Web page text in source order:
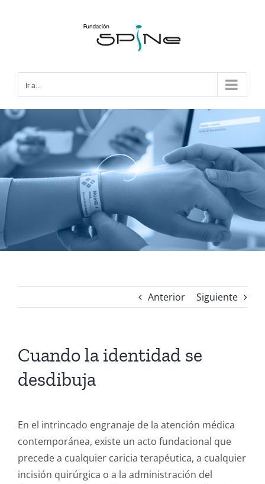
Ir a...
Anterior Siguiente
Cuando la identidad se
desdibuja
En el intrincado engranaje de la atención médica
contemporánea, existe un acto fundacional que
precede a cualquier caricia terapéutica, a cualquier
incisión quirúrgica o a la administración del